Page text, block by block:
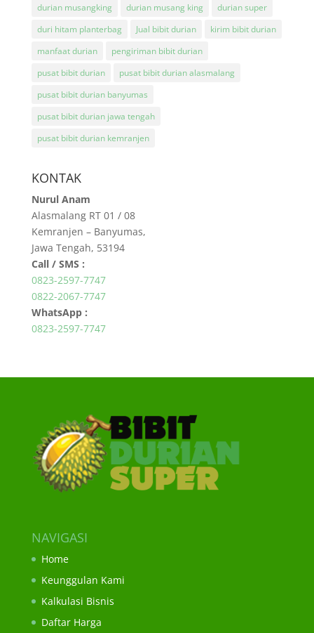
durian musangking
durian musang king
durian super
duri hitam planterbag
Jual bibit durian
kirim bibit durian
manfaat durian
pengiriman bibit durian
pusat bibit durian
pusat bibit durian alasmalang
pusat bibit durian banyumas
pusat bibit durian jawa tengah
pusat bibit durian kemranjen
KONTAK
Nurul Anam
Alasmalang RT 01 / 08
Kemranjen – Banyumas,
Jawa Tengah, 53194
Call / SMS :
0823-2597-7747
0822-2067-7747
WhatsApp :
0823-2597-7747
NAVIGASI
Home
Keunggulan Kami
Kalkulasi Bisnis
Daftar Harga